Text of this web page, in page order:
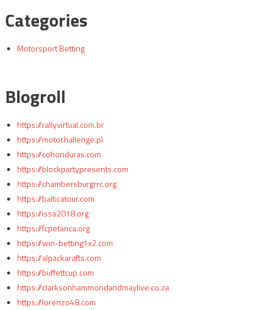
Categories
Motorsport Betting
Blogroll
https://rallyvirtual.com.br
https://motochallenge.pl
https://cohonduras.com
https://blockpartypresents.com
https://chambersburgrrc.org
https://balticatour.com
https://issa2018.org
https://fcpetanca.org
https://win-betting1x2.com
https://alpackarafts.com
https://buffettcup.com
https://clarksonhammondandmaylive.co.za
https://lorenzo48.com